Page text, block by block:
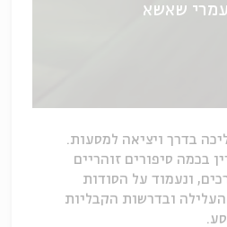
שאשא
בדרך ויציאה למסעות.
בכמה סיפורים זוהריים
ונעמוד על הסודות
העלילה ובדרשות הקבליות